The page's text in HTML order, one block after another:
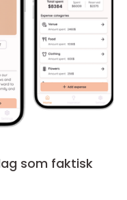
som faktisk